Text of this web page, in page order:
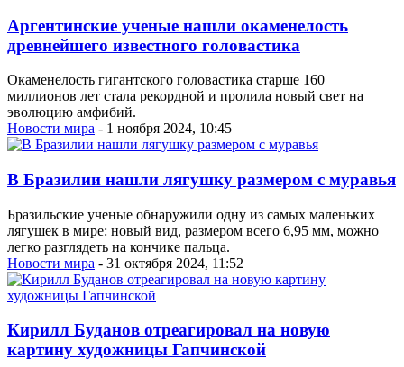
Аргентинские ученые нашли окаменелость
древнейшего известного головастика
Окаменелость гигантского головастика старше 160
миллионов лет стала рекордной и пролила новый свет на
эволюцию амфибий.
Новости мира - 1 ноября 2024, 10:45
В Бразилии нашли лягушку размером с муравья
Бразильские ученые обнаружили одну из самых маленьких
лягушек в мире: новый вид, размером всего 6,95 мм, можно
легко разглядеть на кончике пальца.
Новости мира - 31 октября 2024, 11:52
Кирилл Буданов отреагировал на новую
картину художницы Гапчинской